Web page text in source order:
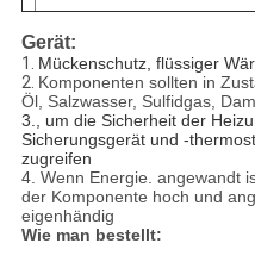
Gerät:
1. Mückenschutz, flüssiger
2. Komponenten sollten in
Öl, Salzwasser, Sulfidgas,
3., um die Sicherheit der
Sicherungsgerät und -
zugreifen
4. Wenn Energie. angewandt
der Komponente hoch und
eigenhändig
Wie man bestellt: